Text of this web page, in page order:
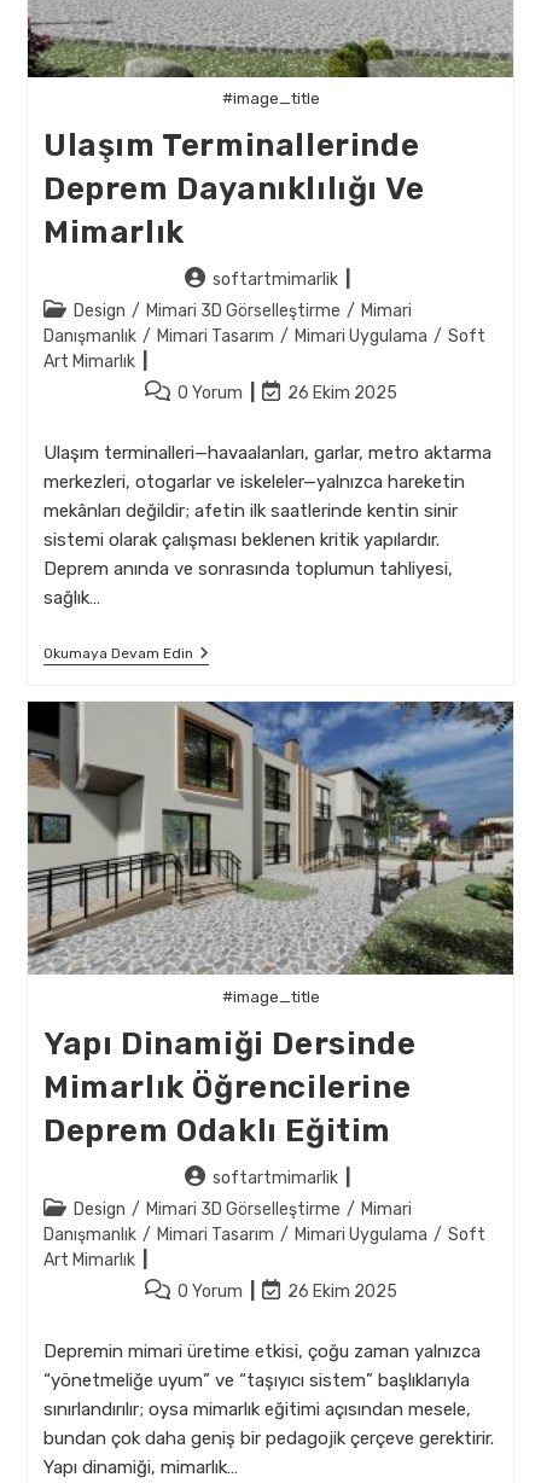
#image_title
Ulaşım Terminallerinde
Deprem Dayanıklılığı Ve
Mimarlık
Post
author:
softartmimarlik
Post
category:
Design / Mimari 3D Görselleştirme / Mimari
Danışmanlık / Mimari Tasarım / Mimari Uygulama / Soft
Art Mimarlık
Post0 Yorum
Post
modified:
26 Ekim 2025
Ulaşım terminalleri—havaalanları, garlar, metro aktarma
merkezleri, otogarlar ve iskeleler—yalnızca hareketin
mekânları değildir; afetin ilk saatlerinde kentin sinir
sistemi olarak çalışması beklenen kritik yapılardır.
Deprem anında ve sonrasında toplumun tahliyesi,
sağlık…
Okumaya Devam EdinUlaşım
Terminallerinde
Dayanıklılığı
Ve
Mimarlık
#image_title
Yapı Dinamiği Dersinde
Mimarlık Öğrencilerine
Deprem Odaklı Eğitim
Post
author:
softartmimarlik
Post
category:
Design / Mimari 3D Görselleştirme / Mimari
Danışmanlık / Mimari Tasarım / Mimari Uygulama / Soft
Art Mimarlık
Post0 Yorum
Post
modified:
26 Ekim 2025
Depremin mimari üretime etkisi, çoğu zaman yalnızca
“yönetmeliğe uyum” ve “taşıyıcı sistem” başlıklarıyla
sınırlandırılır; oysa mimarlık eğitimi açısından mesele,
bundan çok daha geniş bir pedagojik çerçeve gerektirir.
Yapı dinamiği, mimarlık…